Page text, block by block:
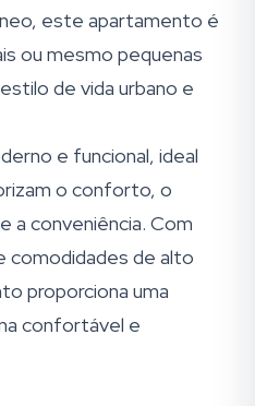
este apartamento é
ou mesmo pequenas
de vida urbano e
e funcional, ideal
o conforto, o
a conveniência. Com
comodidades de alto
proporciona uma
confortável e